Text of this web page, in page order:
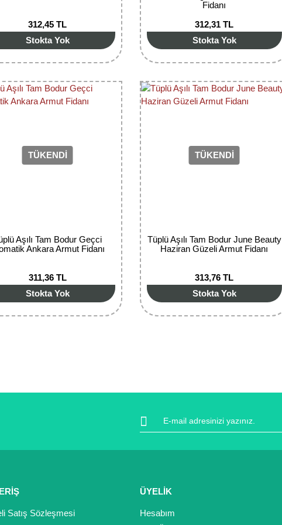
312,45 TL
Stokta Yok
Fidanı
312,31 TL
Stokta Yok
TÜKENDİ
Aşılı Tam Bodur Geçci
Ankara Armut Fidanı
311,36 TL
Stokta Yok
TÜKENDİ
Tüplü Aşılı Tam Bodur June Beauty
Haziran Güzeli Armut Fidanı
313,76 TL
Stokta Yok
Satış Sözleşmesi
ÜYELİK
Hesabım